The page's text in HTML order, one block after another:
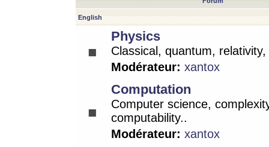
English
Physics
Classical, quantum,
Modérateur: xantox
Computation
Computer science,
computability..
Modérateur: xantox